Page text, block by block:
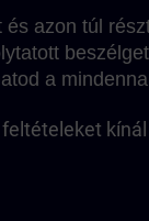
azon túl
a